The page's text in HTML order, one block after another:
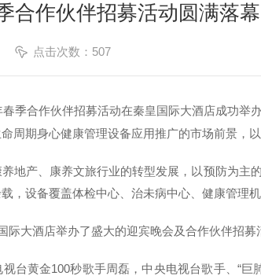
合作伙伴招募活动圆满落
点击次数：507
季合作伙伴招募活动在秦皇国际大酒店成功
周期身心健康管理设备应用推广的市场前景，
地产、康养文旅行业的转型发展，以预防为
，设备覆盖体检中心、治未病中心、健康管理
际大酒店举办了盛大的迎宾晚会及合作伙伴招
台黄金100秒歌手周磊，中央电视台歌手、“